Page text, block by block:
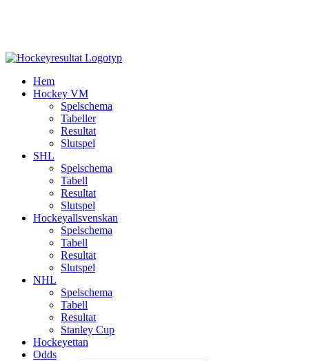
Hem
Hockey VM
Spelschema
Tabeller
Resultat
Slutspel
SHL
Spelschema
Tabell
Resultat
Slutspel
Hockeyallsvenskan
Spelschema
Tabell
Resultat
Slutspel
NHL
Spelschema
Tabell
Resultat
Stanley Cup
Hockeyettan
Odds